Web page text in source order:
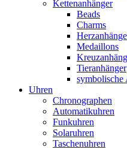
Kettenanhänger
Beads
Charms
Medaillons
Tieranhänger
symbolische
Uhren
Chronographen
Automatikuhren
Funkuhren
Solaruhren
Taschenuhren